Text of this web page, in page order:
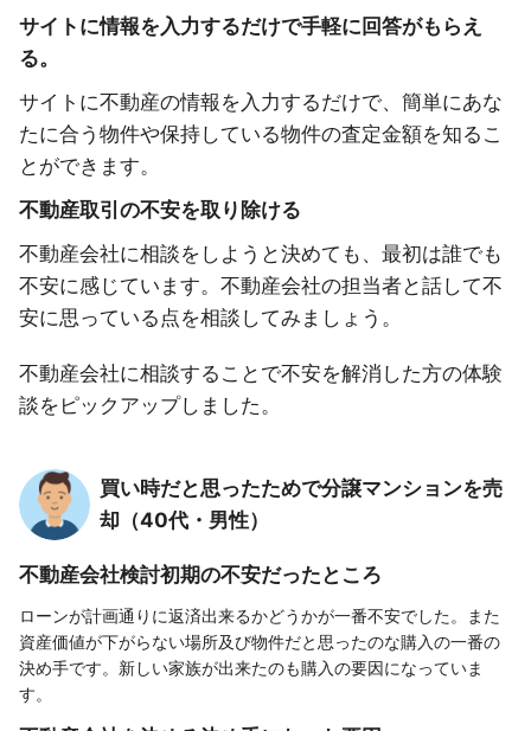
サイトに情報を入力するだけで手軽に回答がもらえ
る。
サイトに不動産の情報を入力するだけで、簡単にあな
たに合う物件や保持している物件の査定金額を知るこ
とができます。
不動産取引の不安を取り除ける
不動産会社に相談をしようと決めても、最初は誰でも
不安に感じています。不動産会社の担当者と話して不
安に思っている点を相談してみましょう。
不動産会社に相談することで不安を解消した方の体験
談をピックアップしました。
買い時だと思ったためで分譲マンションを売
却（40代・男性）
不動産会社検討初期の不安だったところ
ローンが計画通りに返済出来るかどうかが一番不安でした。また
資産価値が下がらない場所及び物件だと思ったのな購入の一番の
決め手です。新しい家族が出来たのも購入の要因になっていま
す。